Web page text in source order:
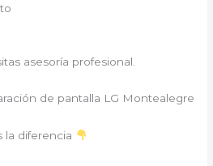
asesoría profesional.
de pantalla LG Montealegre
la diferencia